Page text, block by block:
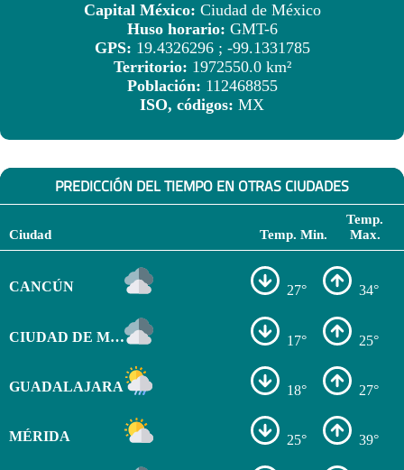
Capital México: Ciudad de México
Huso horario: GMT-6
GPS: 19.4326296 ; -99.1331785
Territorio: 1972550.0 km²
Población: 112468855
ISO, códigos: MX
PREDICCIÓN DEL TIEMPO EN OTRAS CIUDADES
Ciudad Temp. Min.
Temp.
Max.
CANCÚN 27° 34°
CIUDAD DE MÉXICO 17° 25°
GUADALAJARA 18° 27°
MÉRIDA 25° 39°